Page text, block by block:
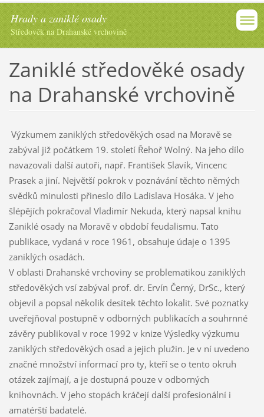
Hrady a zaniklé osady
Středověk na Drahanské vrchovině
Zaniklé středověké osady
na Drahanské vrchovině
Výzkumem zaniklých středověkých osad na Moravě se
zabýval již počátkem 19. století Řehoř Wolný. Na jeho dílo
navazovali další autoři, např. František Slavík, Vincenc
Prasek a jiní. Největší pokrok v poznávání těchto němých
svědků minulosti přineslo dílo Ladislava Hosáka. V jeho
šlépějích pokračoval Vladimír Nekuda, který napsal knihu
Zaniklé osady na Moravě v období feudalismu. Tato
publikace, vydaná v roce 1961, obsahuje údaje o 1395
zaniklých osadách.
V oblasti Drahanské vrchoviny se problematikou zaniklých
středověkých vsí zabýval prof. dr. Ervín Černý, DrSc., který
objevil a popsal několik desítek těchto lokalit. Své poznatky
uveřejňoval postupně v odborných publikacích a souhrnné
závěry publikoval v roce 1992 v knize Výsledky výzkumu
zaniklých středověkých osad a jejich plužin. Je v ní uvedeno
značné množství informací pro ty, kteří se o tento okruh
otázek zajímají, a je dostupná pouze v odborných
knihovnách. V jeho stopách kráčejí další profesionální i
amatérští badatelé.